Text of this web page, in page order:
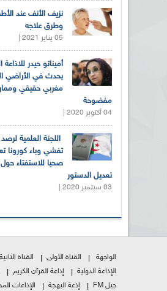
نزيف الأنف عند
وطرق علاجه
05 يناير 2021 |
أميناتو حيدر للاذاعة
يحدث في الأراضي
مغربي حقيقي
مفضوحة
04 أكتوبر 2020 |
اللجنة العلمية
تفشي وباء كورونا
صحيا للاستفتاء
تعديل الدستور
03 سبتمبر 2020 |
الواجهة القناة الأولى القناة الثانية
الإذاعة الدولية
إذاعة القرآن الكريم
جيل FM
إذعة البهجة الإذاعات